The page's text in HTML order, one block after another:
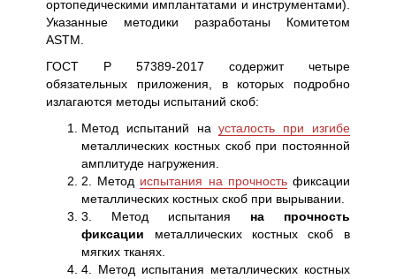
ортопедическими имплантатами и инструментами).
Указанные методики разработаны Комитетом
ASTM.
ГОСТ Р 57389-2017 содержит четыре
обязательных приложения, в которых подробно
излагаются методы испытаний скоб:
Метод испытаний наусталость при изгибе
металлических костных скоб при постоянной
амплитуде нагружения.
2. Метод испытания на прочностьфиксации
металлических костных скоб при вырывании.
3. Метод испытания на прочность
фиксации металлических костных скоб в
мягких тканях.
4. Метод испытания металлических костных